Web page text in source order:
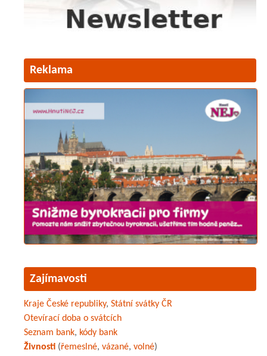
Reklama
Zajímavosti
Kraje České republiky, Státní svátky ČR
Otevírací doba o svátcích
Seznam bank, kódy bank
Živnosti (řemeslné, vázané, volné)